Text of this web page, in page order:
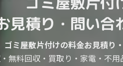
見積り・問い合
ゴミ屋敷片付けの料金お見積り
無料回収・買取り・家電・不